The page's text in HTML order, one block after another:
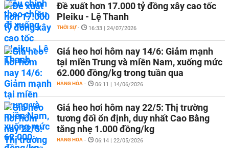
Đề xuất hơn 17.000 tỷ đồng xây cao tốc
Pleiku - Lệ Thanh
THỜI SỰ - 16:33 | 24/07/2026
Giá heo hơi hôm nay 14/6: Giảm mạnh
tại miền Trung và miền Nam, xuống mức
62.000 đồng/kg trong tuần qua
HÀNG HÓA - 06:11 | 14/06/2026
Giá heo hơi hôm nay 22/5: Thị trường
tương đối ổn định, duy nhất Cao Bằng
tăng nhẹ 1.000 đồng/kg
HÀNG HÓA - 06:14 | 22/05/2026